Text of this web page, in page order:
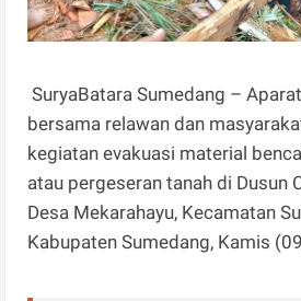
SuryaBatara Sumedang –
bersama relawan dan
kegiatan evakuasi material
atau pergeseran tanah di Dusun
Desa Mekarahayu, Kecamatan
Kabupaten Sumedang, Kamis